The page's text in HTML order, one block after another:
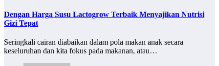
Dengan Harga Susu Lactogrow Terbaik Menyajikan Nutrisi
Gizi Tepat
Seringkali cairan diabaikan dalam pola makan anak secara
keseluruhan dan kita fokus pada makanan, atau…